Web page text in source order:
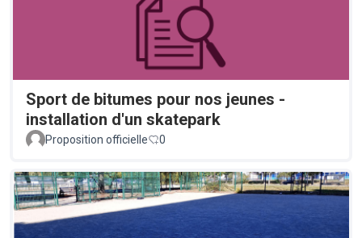
Sport de bitumes pour nos jeunes -
installation d'un skatepark
Proposition officielle 0